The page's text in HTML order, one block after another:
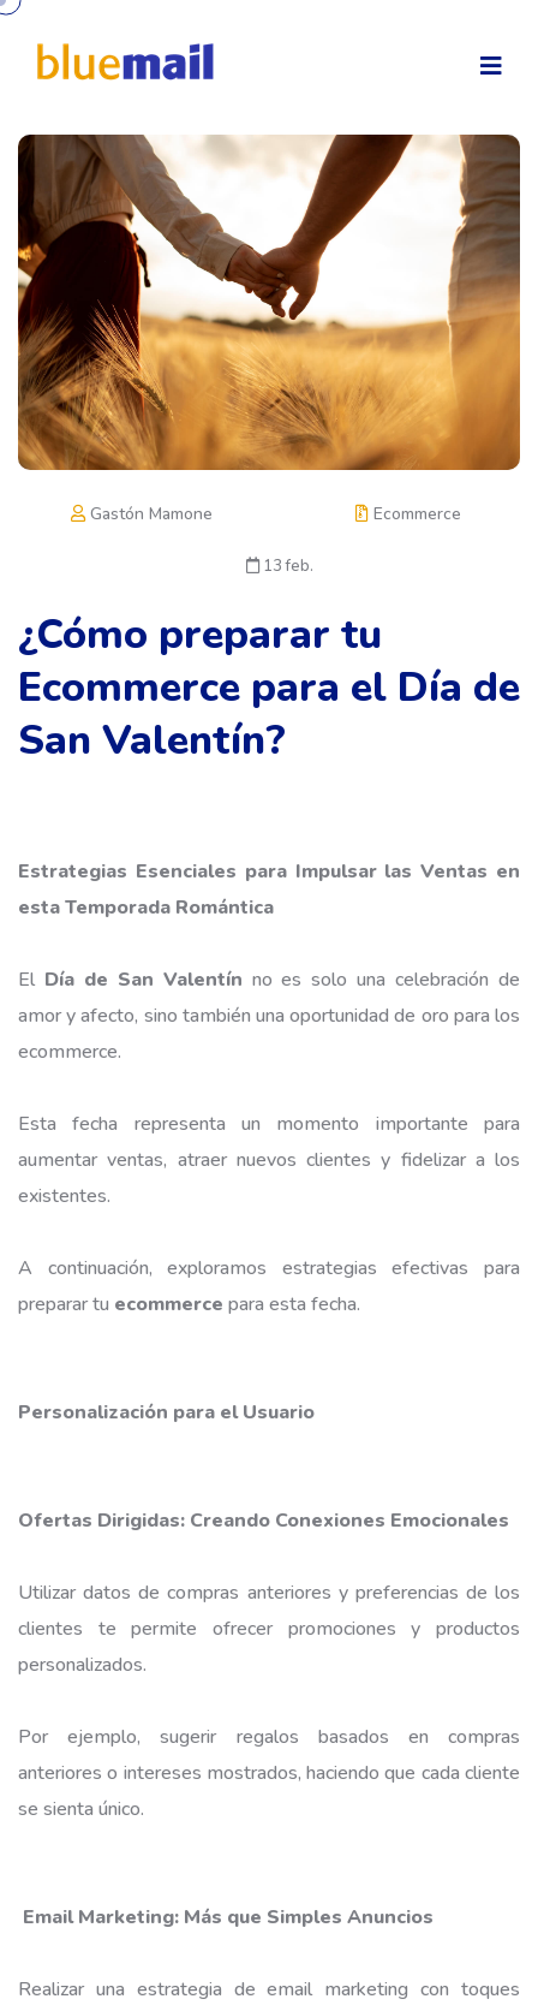
Gastón Mamone Ecommerce
13 feb.
¿Cómo preparar tu
Ecommerce para el Día de
San Valentín?
Estrategias Esenciales para Impulsar las Ventas en
esta Temporada Romántica
El Día de San Valentín no es solo una celebración de
amor y afecto, sino también una oportunidad de oro para los
ecommerce.
Esta fecha representa un momento importante para
aumentar ventas, atraer nuevos clientes y fidelizar a los
existentes.
A continuación, exploramos estrategias efectivas para
preparar tu ecommerce para esta fecha.
Personalización para el Usuario
Ofertas Dirigidas: Creando Conexiones Emocionales
Utilizar datos de compras anteriores y preferencias de los
clientes te permite ofrecer promociones y productos
personalizados.
Por ejemplo, sugerir regalos basados en compras
anteriores o intereses mostrados, haciendo que cada cliente
se sienta único.
Email Marketing: Más que Simples Anuncios
Realizar una estrategia de email marketing con toques